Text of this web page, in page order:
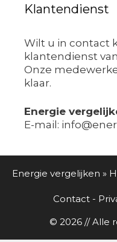
Klantendienst
Wilt u in contact
klantendienst
Onze
klaar.
Energie
E-mail:
Energie vergelijken »
Contact -
© 2026 // Alle